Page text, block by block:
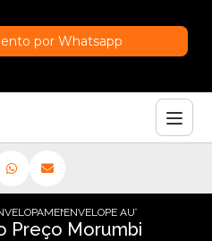
por Whatsapp
DE CARROS CARRO SAO PAULO
ENVELOPE AUTOMOTIVO
Preço Morumbi